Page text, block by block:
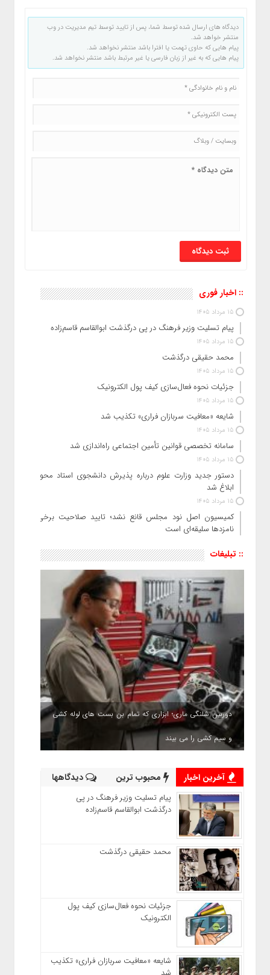
دیدگاه های ارسال شده توسط شما، پس از تایید توسط تیم مدیریت در وب
منتشر خواهد شد.
پیام هایی که حاوی تهمت یا افترا باشد منتشر نخواهد شد.
پیام هایی که به غیر از زبان فارسی یا غیر مرتبط باشد منتشر نخواهد شد.
:: اخبار فوری
15 مرداد 1405
پیام تسلیت وزیر فرهنگ در پی درگذشت ابوالقاسم قاسم‌زاده
15 مرداد 1405
محمد حقیقی درگذشت
15 مرداد 1405
جزئیات نحوه فعال‌سازی کیف پول الکترونیک
15 مرداد 1405
شایعه «معافیت سربازان فراری» تکذیب شد
15 مرداد 1405
سامانه تخصصی قوانین تأمین اجتماعی راه‌اندازی شد
15 مرداد 1405
دستور جدید وزارت علوم درباره پذیرش دانشجوی استاد محور
ابلاغ شد
15 مرداد 1405
کمیسیون اصل نود مجلس قانع نشد؛ تایید صلاحیت برخی
نامزدها سلیقه‌ای است
:: تبلیغات
دوربین شلنگی ماری؛ ابزاری که تمام بن بست های لوله کشی
و سیم کشی را می بیند
آخرین اخبار محبوب ترین دیدگاهها
پیام تسلیت وزیر فرهنگ در پی
درگذشت ابوالقاسم قاسم‌زاده
محمد حقیقی درگذشت
جزئیات نحوه فعال‌سازی کیف پول
الکترونیک
شایعه «معافیت سربازان فراری» تکذیب